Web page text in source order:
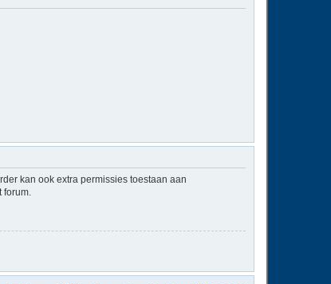
kan ook extra permissies toestaan aan